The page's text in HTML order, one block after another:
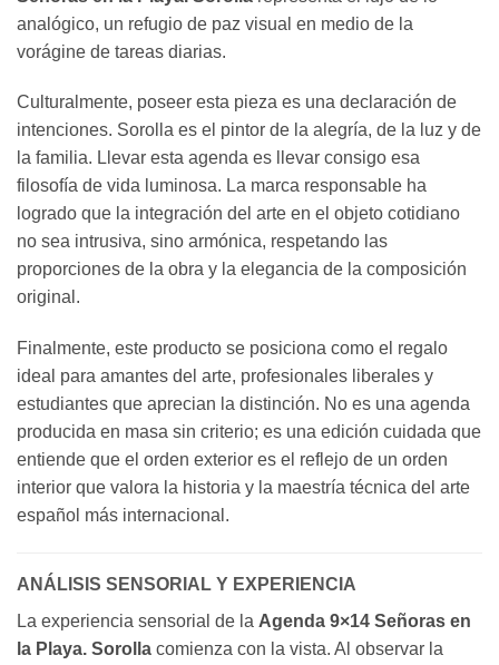
analógico, un refugio de paz visual en medio de la
vorágine de tareas diarias.
Culturalmente, poseer esta pieza es una declaración de
intenciones. Sorolla es el pintor de la alegría, de la luz y de
la familia. Llevar esta agenda es llevar consigo esa
filosofía de vida luminosa. La marca responsable ha
logrado que la integración del arte en el objeto cotidiano
no sea intrusiva, sino armónica, respetando las
proporciones de la obra y la elegancia de la composición
original.
Finalmente, este producto se posiciona como el regalo
ideal para amantes del arte, profesionales liberales y
estudiantes que aprecian la distinción. No es una agenda
producida en masa sin criterio; es una edición cuidada que
entiende que el orden exterior es el reflejo de un orden
interior que valora la historia y la maestría técnica del arte
español más internacional.
ANÁLISIS SENSORIAL Y EXPERIENCIA
La experiencia sensorial de la Agenda 9×14 Señoras en
la Playa. Sorolla comienza con la vista. Al observar la